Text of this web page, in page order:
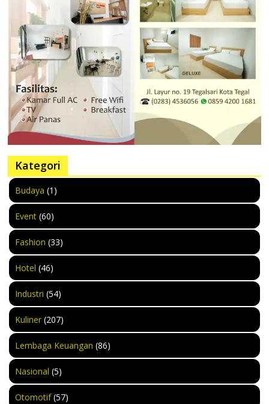
Kategori
Budaya (1)
Event (60)
Fashion (33)
Hotel (46)
Industri (54)
Kuliner (207)
Lembaga Keuangan (86)
Nasional (5)
Otomotif(57)